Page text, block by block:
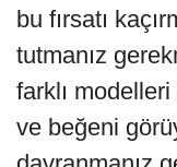
bu fırsatı
tutmanız
farklı
ve beğeni